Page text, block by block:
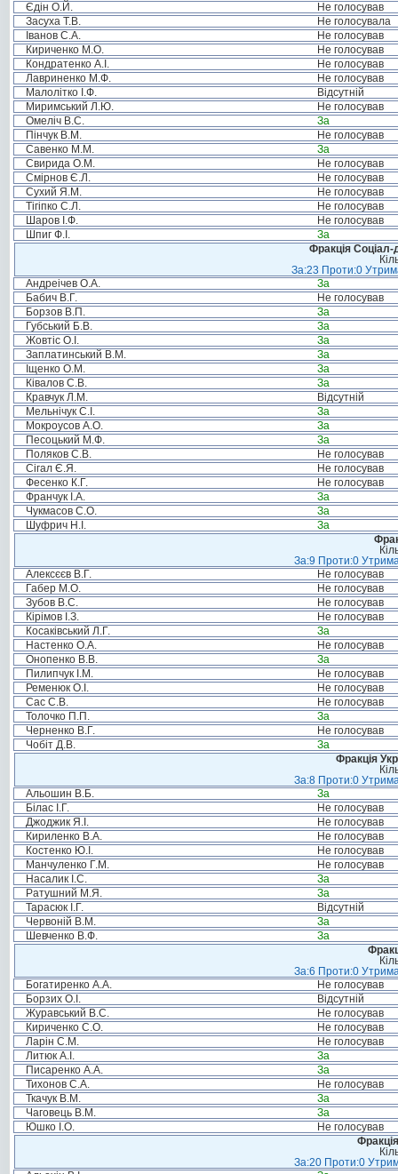
Єдін О.Й.
Не голосував
Засуха Т.В.
Не голосувала
Іванов С.А.
Не голосував
Кириченко М.О.
Не голосував
Кондратенко А.І.
Не голосував
Лавриненко М.Ф.
Не голосував
Малолітко І.Ф.
Відсутній
Миримський Л.Ю.
Не голосував
Омеліч В.С.
За
Пінчук В.М.
Не голосував
Савенко М.М.
За
Свирида О.М.
Не голосував
Смірнов Є.Л.
Не голосував
Сухий Я.М.
Не голосував
Тігіпко С.Л.
Не голосував
Шаров І.Ф.
Не голосував
Шпиг Ф.І.
За
Фракція Соціал-
За:23 Проти:0
Андреічев О.А.
За
Бабич В.Г.
Не голосував
Борзов В.П.
За
Губський Б.В.
За
Жовтіс О.І.
За
Заплатинський В.М.
За
Іщенко О.М.
За
Ківалов С.В.
За
Кравчук Л.М.
Відсутній
Мельнічук С.І.
За
Мокроусов А.О.
За
Песоцький М.Ф.
За
Поляков С.В.
Не голосував
Сігал Є.Я.
Не голосував
Фесенко К.Г.
Не голосував
Франчук І.А.
За
Чукмасов С.О.
За
Шуфрич Н.І.
За
За:9 Проти:0
Алексєєв В.Г.
Не голосував
Габер М.О.
Не голосував
Зубов В.С.
Не голосував
Кірімов І.З.
Не голосував
Косаківський Л.Г.
За
Настенко О.А.
Не голосував
Онопенко В.В.
За
Пилипчук І.М.
Не голосував
Ременюк О.І.
Не голосував
Сас С.В.
Не голосував
Толочко П.П.
За
Черненко В.Г.
Не голосував
Чобіт Д.В.
За
Фракція
За:8 Проти:0
Альошин В.Б.
За
Білас І.Г.
Не голосував
Джоджик Я.І.
Не голосував
Кириленко В.А.
Не голосував
Костенко Ю.І.
Не голосував
Манчуленко Г.М.
Не голосував
Насалик І.С.
За
Ратушний М.Я.
За
Тарасюк І.Г.
Відсутній
Червоній В.М.
За
Шевченко В.Ф.
За
За:6 Проти:0
Богатиренко А.А.
Не голосував
Борзих О.І.
Відсутній
Журавський В.С.
Не голосував
Кириченко С.О.
Не голосував
Ларін С.М.
Не голосував
Литюк А.І.
За
Писаренко А.А.
За
Тихонов С.А.
Не голосував
Ткачук В.М.
За
Чаговець В.М.
За
Юшко І.О.
Не голосував
За:20 Проти:0